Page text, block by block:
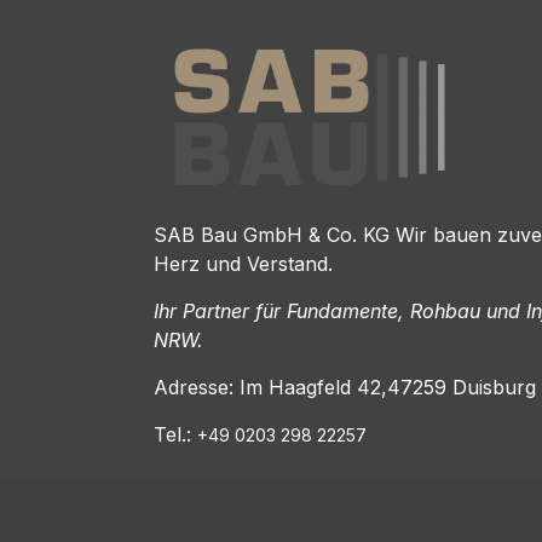
SAB Bau GmbH & Co. KG Wir bauen
Herz und Verstand.
Ihr Partner für Fundamente, Rohbau und
NRW.
Adresse: Im Haagfeld 42,47259 Duisburg
Tel.: +49 0203 298 22257